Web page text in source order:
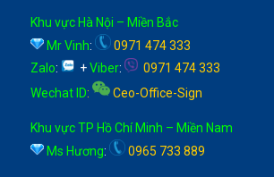
Khu vực Hà Nội – Miền Bắc
Mr Vinh:
0971 474 333
Zalo: +Viber:
0971 474 333
Wechat ID: Ceo-Office-Sign
Khu vực TP Hồ Chí Minh – Miền Nam
Ms Hương: 0965 733 889